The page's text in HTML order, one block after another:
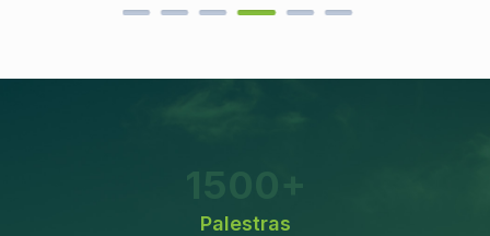
1500
Palestras